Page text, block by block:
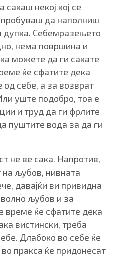
некој кој се
да наполниш
дупка. Себемразењето
нема површина и
можете да ги сакате
ќе сфатите дека
од себе, а за возврат
уште подобро, тоа е
и труд да ги фрлите
пуштите вода за да ги
не ве сака. Напротив,
љубов, нивната
давајќи ви привидна
љубов и за
време ќе сфатите дека
вистински, треба
Длабоко во себе ќе
пракса ќе придонесат